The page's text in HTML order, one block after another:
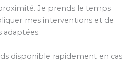
Je prends le temps
mes interventions et de
adaptées.
disponible rapidement en cas